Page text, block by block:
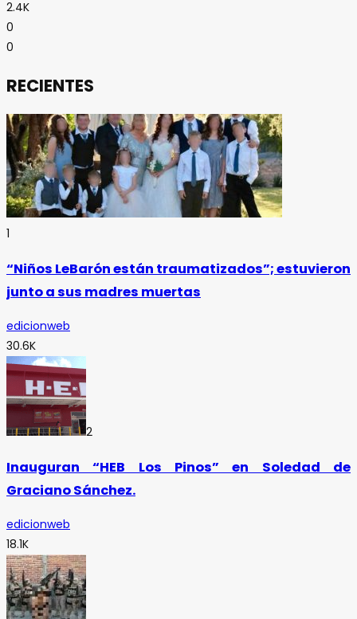
2.4K
0
0
RECIENTES
1
“Niños LeBarón están traumatizados”; estuvieron
junto a sus madres muertas
edicionweb
30.6K
2
Inauguran “HEB Los Pinos” en Soledad de
Graciano Sánchez.
edicionweb
18.1K